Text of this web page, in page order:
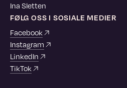
Ina Sletten
FØLG OSS I SOSIALE MEDIER
Facebook
Instagram
LinkedIn
TikTok